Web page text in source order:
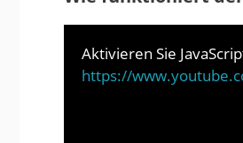
Aktivieren Sie
https://